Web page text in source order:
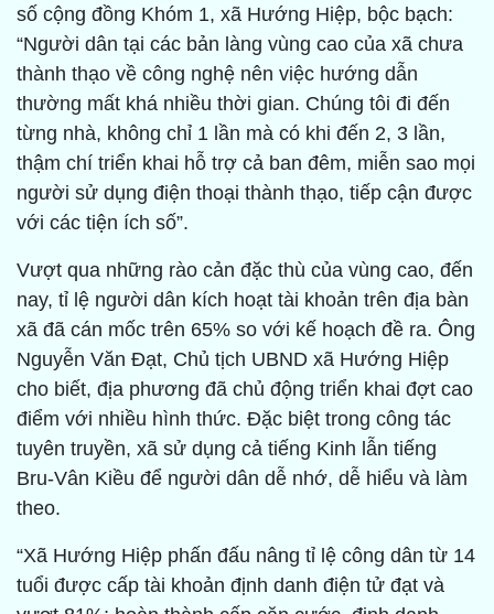
số cộng đồng Khóm 1, xã Hướng Hiệp, bộc bạch:
“Người dân tại các bản làng vùng cao của xã chưa
thành thạo về công nghệ nên việc hướng dẫn
thường mất khá nhiều thời gian. Chúng tôi đi đến
từng nhà, không chỉ 1 lần mà có khi đến 2, 3 lần,
thậm chí triển khai hỗ trợ cả ban đêm, miễn sao mọi
người sử dụng điện thoại thành thạo, tiếp cận được
với các tiện ích số”.
Vượt qua những rào cản đặc thù của vùng cao, đến
nay, tỉ lệ người dân kích hoạt tài khoản trên địa bàn
xã đã cán mốc trên 65% so với kế hoạch đề ra. Ông
Nguyễn Văn Đạt, Chủ tịch UBND xã Hướng Hiệp
cho biết, địa phương đã chủ động triển khai đợt cao
điểm với nhiều hình thức. Đặc biệt trong công tác
tuyên truyền, xã sử dụng cả tiếng Kinh lẫn tiếng
Bru-Vân Kiều để người dân dễ nhớ, dễ hiểu và làm
theo.
“Xã Hướng Hiệp phấn đấu nâng tỉ lệ công dân từ 14
tuổi được cấp tài khoản định danh điện tử đạt và